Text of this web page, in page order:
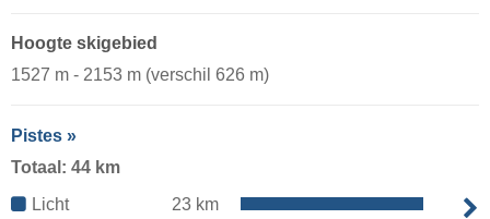
Hoogte skigebied
1527 m - 2153 m (verschil 626 m)
Pistes »
Totaal: 44 km
Licht
23 km